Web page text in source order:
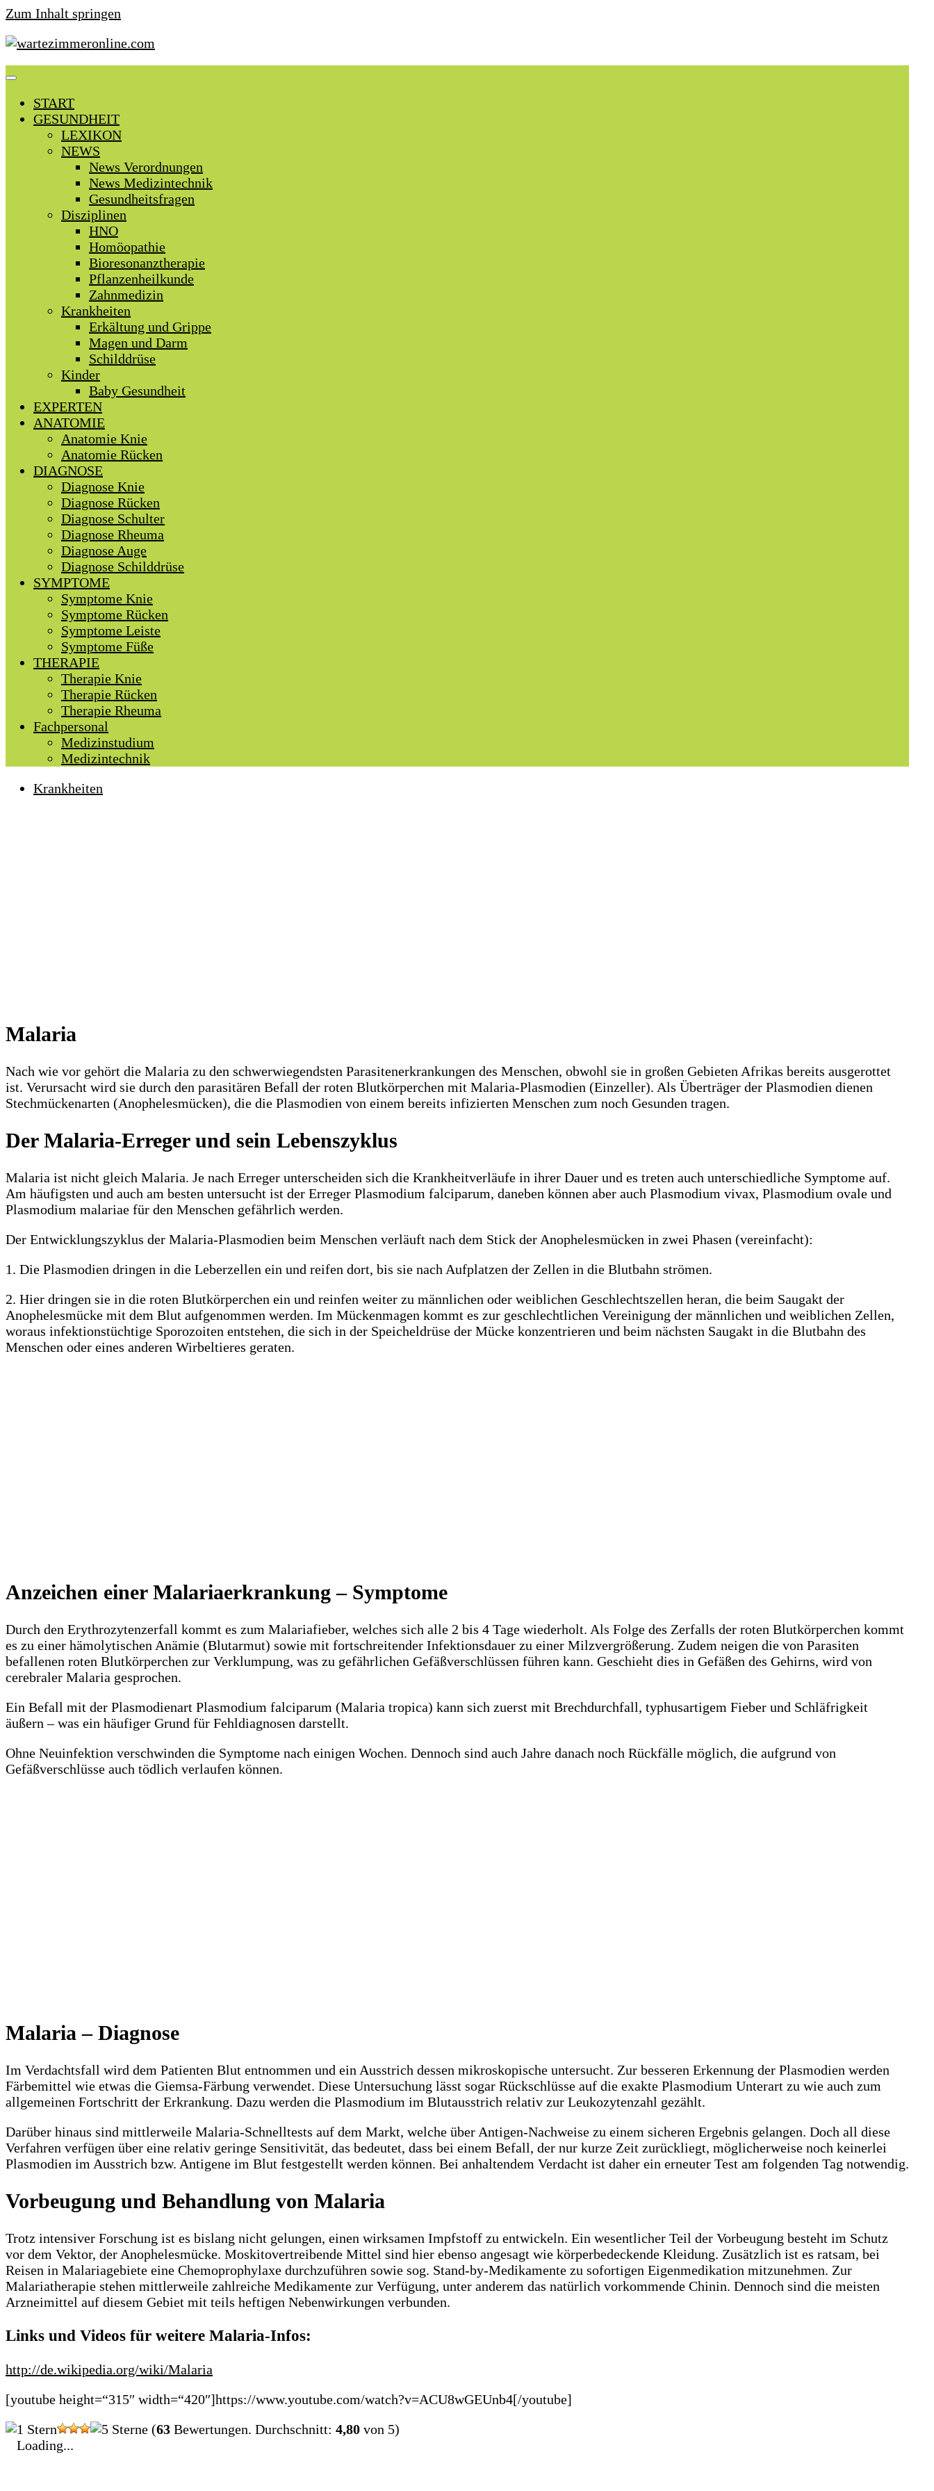
Zum Inhalt springen
START
GESUNDHEIT
LEXIKON
NEWS
News Verordnungen
News Medizintechnik
Gesundheitsfragen
Disziplinen
HNO
Homöopathie
Bioresonanztherapie
Pflanzenheilkunde
Zahnmedizin
Krankheiten
Erkältung und Grippe
Magen und Darm
Schilddrüse
Kinder
Baby Gesundheit
EXPERTEN
ANATOMIE
Anatomie Knie
Anatomie Rücken
DIAGNOSE
Diagnose Knie
Diagnose Rücken
Diagnose Schulter
Diagnose Rheuma
Diagnose Auge
Diagnose Schilddrüse
SYMPTOME
Symptome Knie
Symptome Rücken
Symptome Leiste
Symptome Füße
THERAPIE
Therapie Knie
Therapie Rücken
Therapie Rheuma
Fachpersonal
Medizinstudium
Medizintechnik
Krankheiten
Malaria
Nach wie vor gehört die Malaria zu den schwerwiegendsten Parasitenerkrankungen des Menschen, obwohl sie in großen Gebieten Afrikas bereits ausgerottet
ist. Verursacht wird sie durch den parasitären Befall der roten Blutkörperchen mit Malaria-Plasmodien (Einzeller). Als Überträger der Plasmodien dienen
Stechmückenarten (Anophelesmücken), die die Plasmodien von einem bereits infizierten Menschen zum noch Gesunden tragen.
Der Malaria-Erreger und sein Lebenszyklus
Malaria ist nicht gleich Malaria. Je nach Erreger unterscheiden sich die Krankheitverläufe in ihrer Dauer und es treten auch unterschiedliche Symptome auf.
Am häufigsten und auch am besten untersucht ist der Erreger Plasmodium falciparum, daneben können aber auch Plasmodium vivax, Plasmodium ovale und
Plasmodium malariae für den Menschen gefährlich werden.
Der Entwicklungszyklus der Malaria-Plasmodien beim Menschen verläuft nach dem Stick der Anophelesmücken in zwei Phasen (vereinfacht):
1. Die Plasmodien dringen in die Leberzellen ein und reifen dort, bis sie nach Aufplatzen der Zellen in die Blutbahn strömen.
2. Hier dringen sie in die roten Blutkörperchen ein und reinfen weiter zu männlichen oder weiblichen Geschlechtszellen heran, die beim Saugakt der
Anophelesmücke mit dem Blut aufgenommen werden. Im Mückenmagen kommt es zur geschlechtlichen Vereinigung der männlichen und weiblichen Zellen,
woraus infektionstüchtige Sporozoiten entstehen, die sich in der Speicheldrüse der Mücke konzentrieren und beim nächsten Saugakt in die Blutbahn des
Menschen oder eines anderen Wirbeltieres geraten.
Anzeichen einer Malariaerkrankung – Symptome
Durch den Erythrozytenzerfall kommt es zum Malariafieber, welches sich alle 2 bis 4 Tage wiederholt. Als Folge des Zerfalls der roten Blutkörperchen kommt
es zu einer hämolytischen Anämie (Blutarmut) sowie mit fortschreitender Infektionsdauer zu einer Milzvergrößerung. Zudem neigen die von Parasiten
befallenen roten Blutkörperchen zur Verklumpung, was zu gefährlichen Gefäßverschlüssen führen kann. Geschieht dies in Gefäßen des Gehirns, wird von
cerebraler Malaria gesprochen.
Ein Befall mit der Plasmodienart Plasmodium falciparum (Malaria tropica) kann sich zuerst mit Brechdurchfall, typhusartigem Fieber und Schläfrigkeit
äußern – was ein häufiger Grund für Fehldiagnosen darstellt.
Ohne Neuinfektion verschwinden die Symptome nach einigen Wochen. Dennoch sind auch Jahre danach noch Rückfälle möglich, die aufgrund von
Gefäßverschlüsse auch tödlich verlaufen können.
Malaria – Diagnose
Im Verdachtsfall wird dem Patienten Blut entnommen und ein Ausstrich dessen mikroskopische untersucht. Zur besseren Erkennung der Plasmodien werden
Färbemittel wie etwas die Giemsa-Färbung verwendet. Diese Untersuchung lässt sogar Rückschlüsse auf die exakte Plasmodium Unterart zu wie auch zum
allgemeinen Fortschritt der Erkrankung. Dazu werden die Plasmodium im Blutausstrich relativ zur Leukozytenzahl gezählt.
Darüber hinaus sind mittlerweile Malaria-Schnelltests auf dem Markt, welche über Antigen-Nachweise zu einem sicheren Ergebnis gelangen. Doch all diese
Verfahren verfügen über eine relativ geringe Sensitivität, das bedeutet, dass bei einem Befall, der nur kurze Zeit zurückliegt, möglicherweise noch keinerlei
Plasmodien im Ausstrich bzw. Antigene im Blut festgestellt werden können. Bei anhaltendem Verdacht ist daher ein erneuter Test am folgenden Tag notwendig.
Vorbeugung und Behandlung von Malaria
Trotz intensiver Forschung ist es bislang nicht gelungen, einen wirksamen Impfstoff zu entwickeln. Ein wesentlicher Teil der Vorbeugung besteht im Schutz
vor dem Vektor, der Anophelesmücke. Moskitovertreibende Mittel sind hier ebenso angesagt wie körperbedeckende Kleidung. Zusätzlich ist es ratsam, bei
Reisen in Malariagebiete eine Chemoprophylaxe durchzuführen sowie sog. Stand-by-Medikamente zu sofortigen Eigenmedikation mitzunehmen. Zur
Malariatherapie stehen mittlerweile zahlreiche Medikamente zur Verfügung, unter anderem das natürlich vorkommende Chinin. Dennoch sind die meisten
Arzneimittel auf diesem Gebiet mit teils heftigen Nebenwirkungen verbunden.
Links und Videos für weitere Malaria-Infos:
http://de.wikipedia.org/wiki/Malaria
[youtube height=“315″ width=“420″]https://www.youtube.com/watch?v=ACU8wGEUnb4[/youtube]
(63 Bewertungen. Durchschnitt: 4,80 von 5)
Loading...